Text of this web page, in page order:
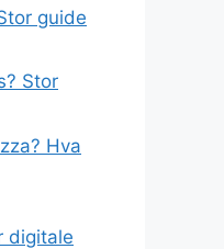
guide
Stor
Hva
digitale